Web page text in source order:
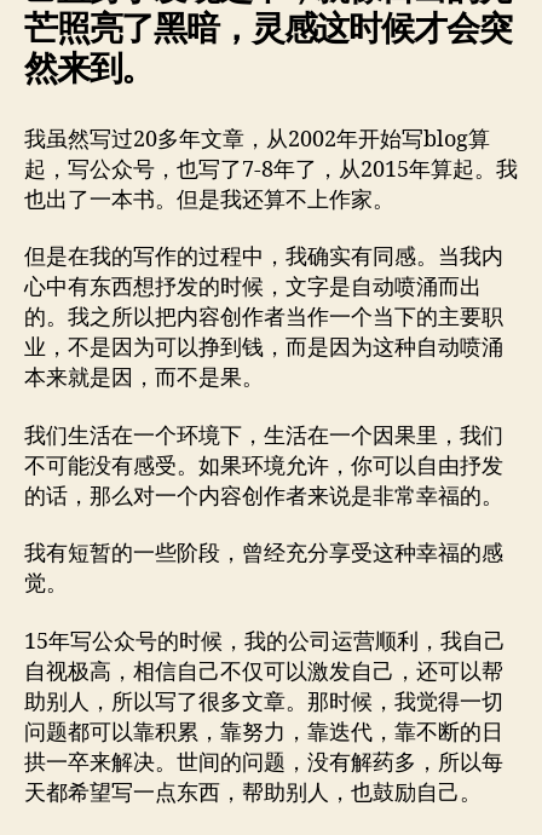
芒照亮了黑暗，灵感这时候才会突
然来到。
我虽然写过20多年文章，从2002年开始写blog算
起，写公众号，也写了7-8年了，从2015年算起。我
也出了一本书。但是我还算不上作家。
但是在我的写作的过程中，我确实有同感。当我内
心中有东西想抒发的时候，文字是自动喷涌而出
的。我之所以把内容创作者当作一个当下的主要职
业，不是因为可以挣到钱，而是因为这种自动喷涌
本来就是因，而不是果。
我们生活在一个环境下，生活在一个因果里，我们
不可能没有感受。如果环境允许，你可以自由抒发
的话，那么对一个内容创作者来说是非常幸福的。
我有短暂的一些阶段，曾经充分享受这种幸福的感
觉。
15年写公众号的时候，我的公司运营顺利，我自己
自视极高，相信自己不仅可以激发自己，还可以帮
助别人，所以写了很多文章。那时候，我觉得一切
问题都可以靠积累，靠努力，靠迭代，靠不断的日
拱一卒来解决。世间的问题，没有解药多，所以每
天都希望写一点东西，帮助别人，也鼓励自己。